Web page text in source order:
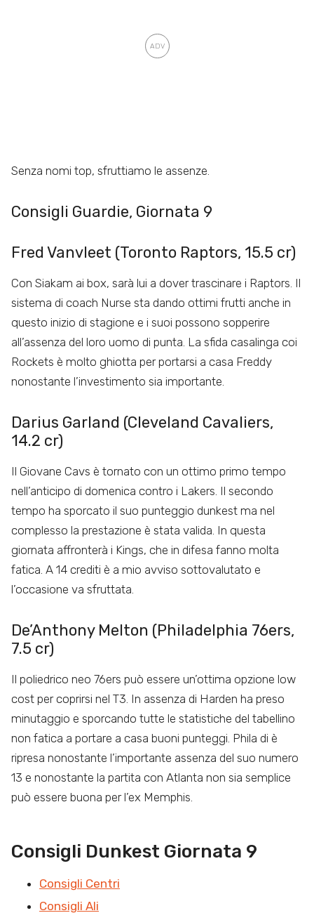
Senza nomi top, sfruttiamo le assenze.
Consigli Guardie, Giornata 9
Fred Vanvleet (Toronto Raptors, 15.5 cr)
Con Siakam ai box, sarà lui a dover trascinare i Raptors. Il
sistema di coach Nurse sta dando ottimi frutti anche in
questo inizio di stagione e i suoi possono sopperire
all’assenza del loro uomo di punta. La sfida casalinga coi
Rockets è molto ghiotta per portarsi a casa Freddy
nonostante l’investimento sia importante.
Darius Garland (Cleveland Cavaliers,
14.2 cr)
Il Giovane Cavs è tornato con un ottimo primo tempo
nell’anticipo di domenica contro i Lakers. Il secondo
tempo ha sporcato il suo punteggio dunkest ma nel
complesso la prestazione è stata valida. In questa
giornata affronterà i Kings, che in difesa fanno molta
fatica. A 14 crediti è a mio avviso sottovalutato e
l’occasione va sfruttata.
De’Anthony Melton (Philadelphia 76ers,
7.5 cr)
Il poliedrico neo 76ers può essere un’ottima opzione low
cost per coprirsi nel T3. In assenza di Harden ha preso
minutaggio e sporcando tutte le statistiche del tabellino
non fatica a portare a casa buoni punteggi. Phila di è
ripresa nonostante l’importante assenza del suo numero
13 e nonostante la partita con Atlanta non sia semplice
può essere buona per l’ex Memphis.
Consigli Dunkest Giornata 9
Consigli Centri
Consigli Ali